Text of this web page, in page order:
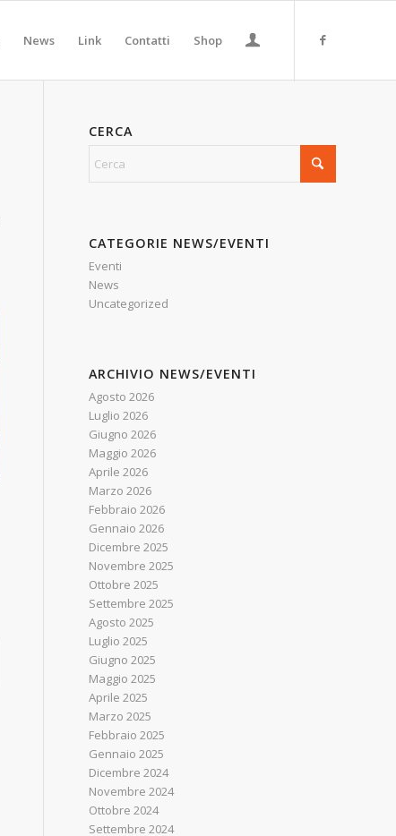
News Link Contatti Shop
CERCA
CATEGORIE NEWS/EVENTI
Eventi
News
Uncategorized
ARCHIVIO NEWS/EVENTI
Agosto 2026
Luglio 2026
Giugno 2026
Maggio 2026
Aprile 2026
Marzo 2026
Febbraio 2026
Gennaio 2026
Dicembre 2025
Novembre 2025
Ottobre 2025
Settembre 2025
Agosto 2025
Luglio 2025
Giugno 2025
Maggio 2025
Aprile 2025
Marzo 2025
Febbraio 2025
Gennaio 2025
Dicembre 2024
Novembre 2024
Ottobre 2024
Settembre 2024